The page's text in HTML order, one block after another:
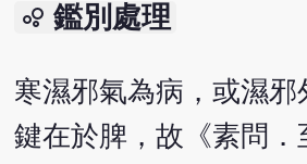
bubble_chart 鑑別處理
寒濕邪氣為病，或濕
鍵在於脾，故《素問．